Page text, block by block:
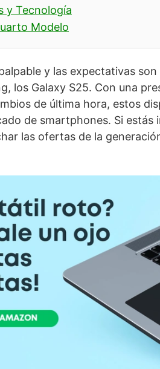
y Tecnología
Modelo
y las expectativas
los Galaxy S25. Con una
de última hora, estos
de smartphones. Si
las ofertas de la